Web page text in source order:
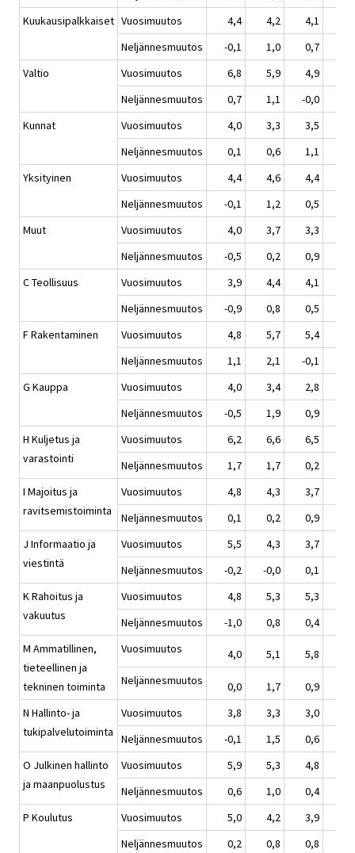
Kuukausipalkkaiset Vuosimuutos 4,4 4,2 4,1
Neljännesmuutos
-0,1 1,0 0,7
Valtio
Vuosimuutos 6,8 5,9 4,9
Neljännesmuutos
0,7 1,1 -0,0
Kunnat
Vuosimuutos 4,0 3,3 3,5
Neljännesmuutos
0,1 0,6 1,1
Yksityinen
Vuosimuutos 4,4 4,6 4,4
Neljännesmuutos
-0,1 1,2 0,5
Muut
Vuosimuutos 4,0 3,7 3,3
Neljännesmuutos
-0,5 0,2 0,9
C Teollisuus
Vuosimuutos 3,9 4,4 4,1
Neljännesmuutos
-0,9 0,8 0,5
F Rakentaminen
Vuosimuutos 4,8 5,7 5,4
Neljännesmuutos
1,1 2,1 -0,1
G Kauppa
Vuosimuutos 4,0 3,4 2,8
Neljännesmuutos
-0,5 1,9 0,9
H Kuljetus ja
varastointi
Vuosimuutos 6,2 6,6 6,5
Neljännesmuutos
1,7 1,7 0,2
I Majoitus ja
ravitsemistoiminta
Vuosimuutos 4,8 4,3 3,7
Neljännesmuutos
0,1 0,2 0,9
J Informaatio ja
viestintä
Vuosimuutos 5,5 4,3 3,7
Neljännesmuutos
-0,2 -0,0 0,1
K Rahoitus ja
vakuutus
Vuosimuutos 4,8 5,3 5,3
Neljännesmuutos
-1,0 0,8 0,4
M Ammatillinen,
tieteellinen ja
tekninen toiminta
Vuosimuutos 4,0 5,1 5,8
Neljännesmuutos
0,0 1,7 0,9
N Hallinto- ja
tukipalvelutoiminta
Vuosimuutos 3,8 3,3 3,0
Neljännesmuutos
-0,1 1,5 0,6
O Julkinen hallinto
ja maanpuolustus
Vuosimuutos 5,9 5,3 4,8
Neljännesmuutos
0,6 1,0 0,4
P Koulutus
Vuosimuutos 5,0 4,2 3,9
Neljännesmuutos
0,2 0,8 0,8